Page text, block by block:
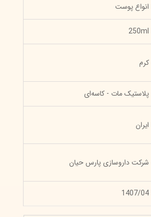
انواع پوست
250ml
کرم
پلاستیک مات - کاسه‌ای
ایران
شرکت داروسازی پارس حیان
1407/04